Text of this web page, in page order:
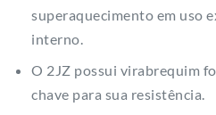
superaquecimento em uso
interno.
O 2JZ possui virabrequim
chave para sua resistência.